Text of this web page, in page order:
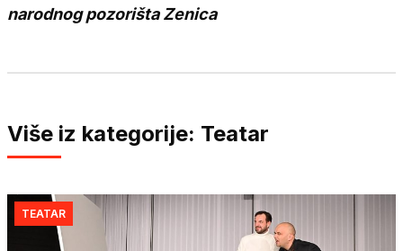
narodnog pozorišta Zenica
Više iz kategorije: Teatar
TEATAR